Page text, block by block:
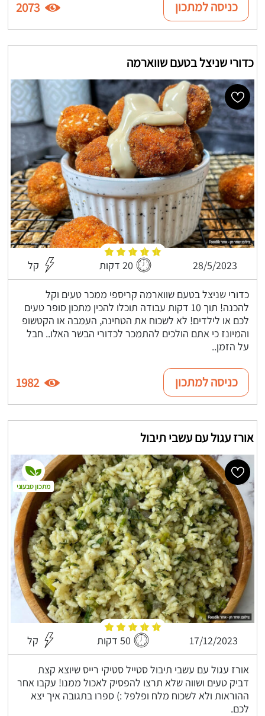
כניסה למתכון 2073
כדורי שניצל בטעם שווארמה
28/5/2023 20 דקות קל
כדורי שניצל בטעם שווארמה קריספי ממכר טעים וקל
להכנה! תוך 10 דקות עבודה תוכלו להכין מתכון סופר טעים
לכם או לילדים! לא לשכוח את הטחינה, העמבה או הקטשופ
והמיונז כי אתם הולכים להתמכר לכדורי הבשר האלו.. חבל
על הזמן..
כניסה למתכון 1982
אורז עגול עם עשבי תיבול
17/12/2023 50 דקות קל
אורז עגול עם עשבי תיבול סטייל סטיקי רייס שיוצא קצת
דביק טעים ושווה שלא תרצו להפסיק לאכול ממנו! עקבו אחר
ההוראות ולא לשכוח מלח ופלפל :) ספרו בתגובה איך יצא
לכם.
מתכון טבעוני